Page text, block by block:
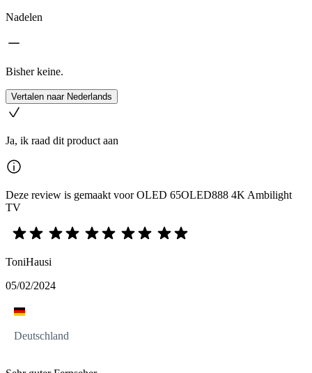
Nadelen
Bisher keine.
Vertalen naar Nederlands
Ja, ik raad dit product aan
Deze review is gemaakt voor OLED 65OLED888 4K Ambilight
TV
ToniHausi
05/02/2024
Deutschland